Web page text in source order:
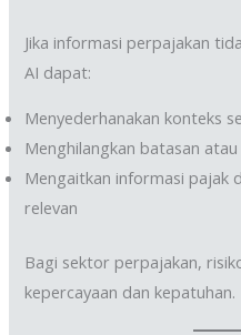
Jika informasi perpajakan
AI dapat:
Menyederhanakan konteks
Menghilangkan batasan
Mengaitkan informasi pajak
relevan
Bagi sektor perpajakan,
kepercayaan dan kepatuhan.